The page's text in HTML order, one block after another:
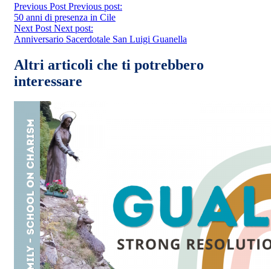
Previous Post Previous post:
50 anni di presenza in Cile
Next Post Next post:
Anniversario Sacerdotale San Luigi Guanella
Altri articoli che ti potrebbero
interessare